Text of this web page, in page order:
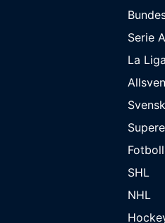
Serie A
La Liga
SHL
NHL